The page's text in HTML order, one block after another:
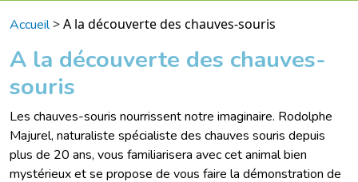
Accueil>A la découverte des chauves-souris
A la découverte des chauves-
souris
Les chauves-souris nourrissent notre imaginaire. Rodolphe
Majurel, naturaliste spécialiste des chauves souris depuis
plus de 20 ans, vous familiarisera avec cet animal bien
mystérieux et se propose de vous faire la démonstration de